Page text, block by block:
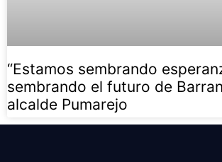
“Estamos sembrando
sembrando el futuro de
alcalde Pumarejo